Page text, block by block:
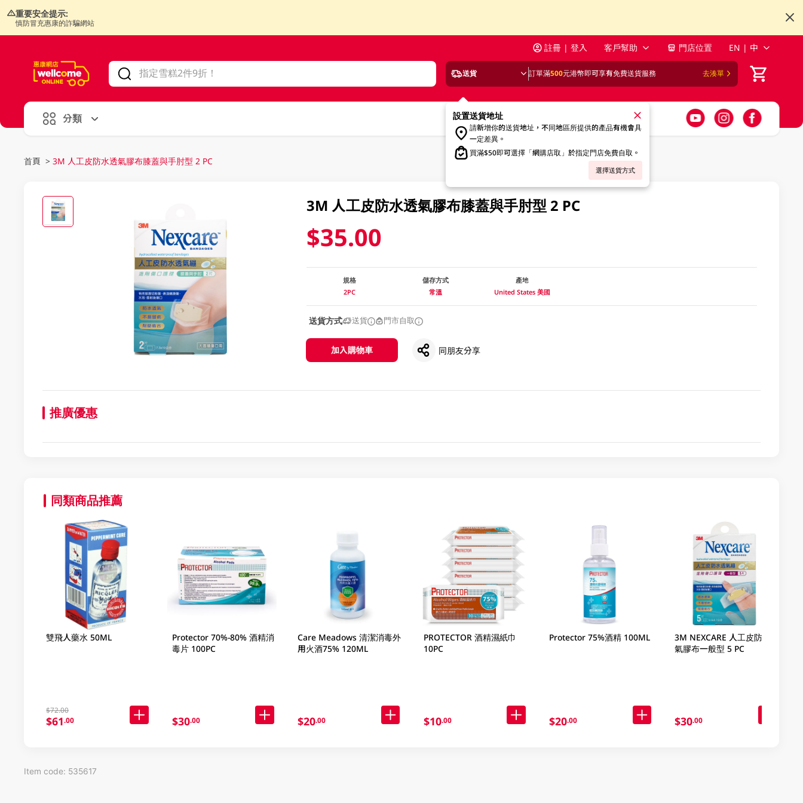
重要安全提示:
慎防冒充惠康的詐騙網站
註冊 | 登入 客戶幫助 門店位置 EN | 中
送貨 訂單滿500元港幣即可享有免費送貨服務 去湊單
設置送貨地址
請新增你的送貨地址，不同地區所提供的產品有機會具
一定差異。
買滿$50即可選擇「網購店取」於指定門店免費自取。
選擇送貨方式
分類
首頁 > 3M 人工皮防水透氣膠布膝蓋與手肘型 2 PC
3M 人工皮防水透氣膠布膝蓋與手肘型 2 PC
$35.00
規格
2PC
儲存方式
常溫
產地
United States 美國
送貨方式 送貨 門市自取
加入購物車 同朋友分享
推廣優惠
同類商品推薦
雙飛人藥水 50ML
$72.00
$61.00
Protector 70%-80% 酒精消
毒片 100PC
$30.00
Care Meadows 清潔消毒外
用火酒75% 120ML
$20.00
PROTECTOR 酒精濕紙巾
10PC
$10.00
Protector 75%酒精 100ML
$20.00
3M NEXCARE 人工皮防水透
氣膠布一般型 5 PC
$30.00
Item code: 535617